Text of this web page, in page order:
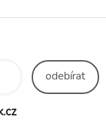
odebírat